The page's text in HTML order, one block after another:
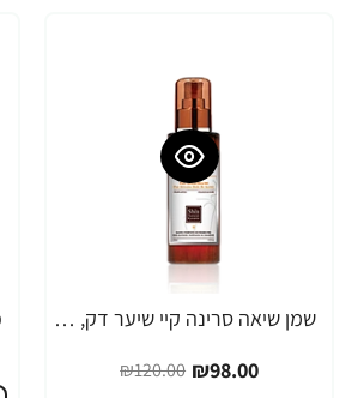
-18%
שמן שיאה סרינה קיי שיער דק, יבש, דליל וחלש Volume Lift - מבית Saryna Key
₪98.00
₪120.00